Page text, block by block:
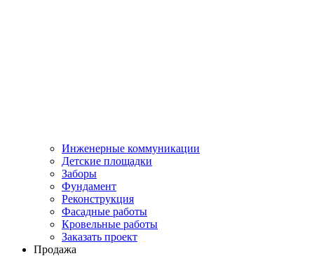
Инженерные коммуникации
Детские площадки
Заборы
Фундамент
Реконструкция
Фасадные работы
Кровельные работы
Заказать проект
Продажа